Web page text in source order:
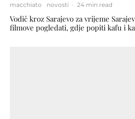
macchiato novosti · 24 min read
Vodič kroz Sarajevo za vrijeme
filmove pogledati, gdje popiti kafu i